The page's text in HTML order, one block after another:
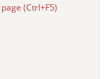
(Ctrl+F5)